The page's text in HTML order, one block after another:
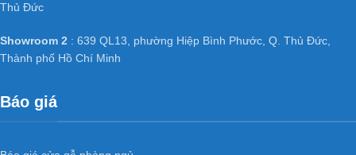
Thủ Đức
Showroom 2 : 639 QL13, phường Hiệp Bình Phước, Q. Thủ Đức,
Thành phố Hồ Chí Minh
Báo giá